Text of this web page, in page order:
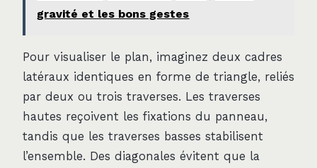
gravité et les bons gestes
Pour visualiser le plan, imaginez deux cadres
latéraux identiques en forme de triangle, reliés
par deux ou trois traverses. Les traverses
hautes reçoivent les fixations du panneau,
tandis que les traverses basses stabilisent
l’ensemble. Des diagonales évitent que la